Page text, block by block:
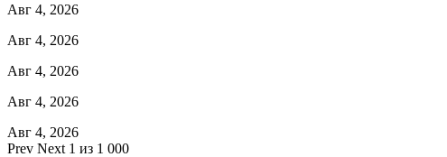
Авг 4, 2026
Авг 4, 2026
Авг 4, 2026
Авг 4, 2026
Авг 4, 2026
Prev Next 1 из 1 000